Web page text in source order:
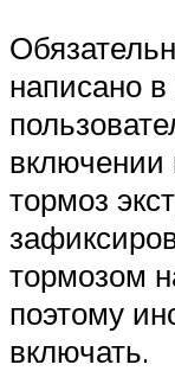
написано в
включении
тормоз
тормозом
поэтому
включать.